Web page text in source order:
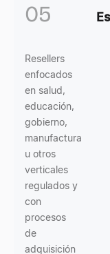
05
Resellers
enfocados
en salud,
educación,
gobierno,
manufactura
u otros
verticales
regulados y
con
procesos
de
adquisición